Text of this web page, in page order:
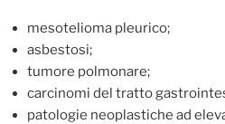
mesotelioma pleurico;
asbestosi;
tumore polmonare;
carcinomi del tratto
patologie neoplastiche ad